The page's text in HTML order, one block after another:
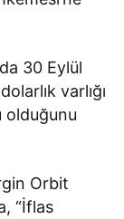
30 Eylül
varlığı
olduğunu
Orbit
“İflas